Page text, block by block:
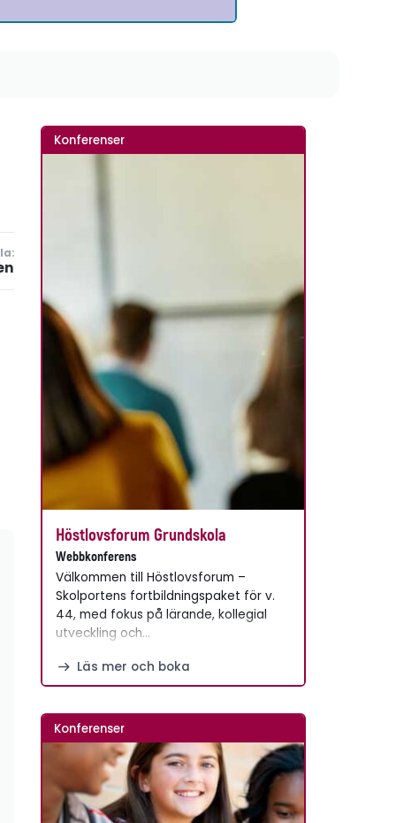
Konferenser
Höstlovsforum Grundskola
Webbkonferens
Välkommen till Höstlovsforum –
Skolportens fortbildningspaket för v.
44, med fokus på lärande, kollegial
utveckling och…
Läs mer och boka
Konferenser